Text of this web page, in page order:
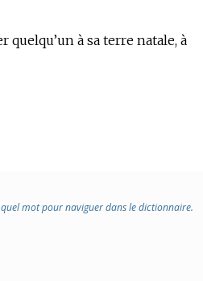
quelqu’un à sa terre natale, à
mot pour naviguer dans le dictionnaire.